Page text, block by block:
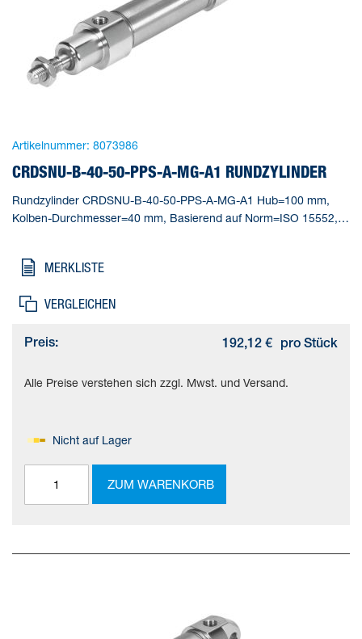
Artikelnummer: 8073986
CRDSNU-B-40-50-PPS-A-MG-A1 RUNDZYLINDER
Rundzylinder CRDSNU-B-40-50-PPS-A-MG-A1 Hub=100 mm,
Kolben-Durchmesser=40 mm, Basierend auf Norm=ISO 15552,
MERKLISTE
VERGLEICHEN
Preis: 192,12 € pro Stück
Alle Preise verstehen sich zzgl. Mwst. und Versand.
Nicht auf Lager
ZUM WARENKORB